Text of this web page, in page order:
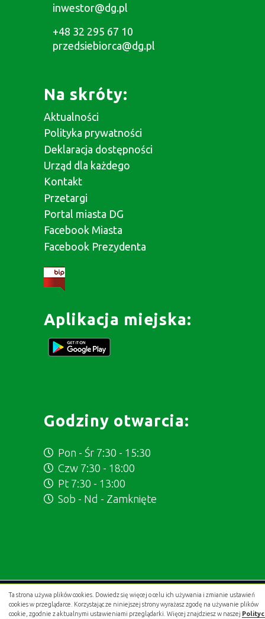
Ta strona używa plików cookies. Dowiedz się więcej o celu ich używania i zmianie ustawień
cookies w przeglądarce. Korzystając ze niniejszej strony wyrażasz zgodę na używanie plików
cookie, zgodnie z aktualnymi ustawieniami przeglądarki. Więcej znajdziesz w naszej
inwestor@dg.pl
+48 32 295 67 10
przedsiebiorca@dg.pl
Na skróty:
Aktualności
Polityka prywatności
Deklaracja dostępności
Urząd dla każdego
Kontakt
Przetargi
Portal miasta DG
Facebook Miasta
Facebook Prezydenta
Aplikacja miejska:
Godziny otwarcia:
Pon - Śr 7:30 - 15:30
Czw 7:30 - 18:00
Pt 7:30 - 13:00
Sob - Nd - Zamknięte
Projekt i wykonanie:.gold studio digital